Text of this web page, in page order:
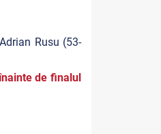
Rusu (53-
de finalul